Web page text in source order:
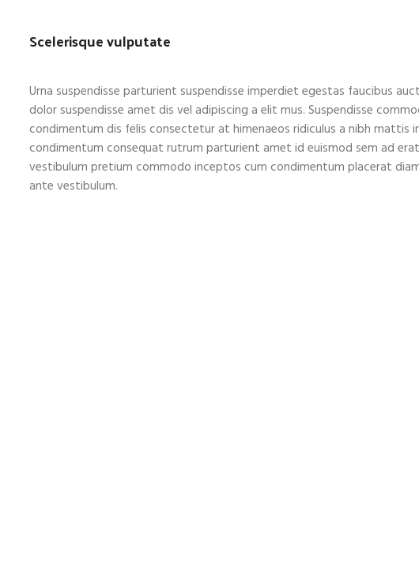
Scelerisque vulputate
Urna suspendisse parturient suspendisse imperdiet egestas faucibus
dolor suspendisse amet dis vel adipiscing a elit mus. Suspendisse
condimentum dis felis consectetur at himenaeos ridiculus a nibh mattis
condimentum consequat rutrum parturient amet id euismod sem ad
vestibulum pretium commodo inceptos cum condimentum placerat
ante vestibulum.